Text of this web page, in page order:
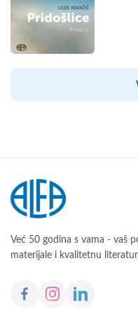
Već 50 godina s vama - vaš
materijale i kvalitetnu